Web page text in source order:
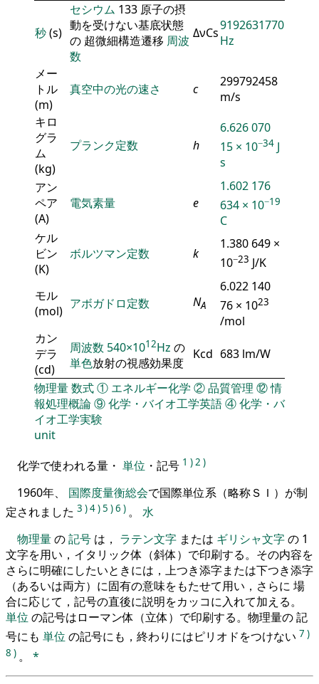
秒(s)
セシウム 133 原子の摂
動を受けない基底状態
の 超微細構造遷移 周波
数
ΔνCs9192631770
Hz
メー
トル
(m)
真空中の光の速さ c
299792458
m/s
キロ
グラ
ム
(kg)
プランク定数 h
6.626 070
15 × 10−34 J
s
アン
ペア
(A)
電気素量 e
1.602 176
634 × 10−19
C
ケル
ビン
(K)
ボルツマン定数 k
1.380 649 ×
10−23 J/K
モル
(mol) アボガドロ定数 NA
6.022 140
76 × 1023
/mol
カン
デラ
(cd)
周波数 540×1012Hz の
単色放射の視感効果度
Kcd 683 lm/W
物理量数式① エネルギー化学 ②品質管理 ⑫情
報処理概論⑨化学・バイオ工学英語④化学・バ
イオ工学実験
unit
化学で使われる量・ 単位 ・記号 1 )2 )
1960年、 国際度量衡総会で国際単位系（略称ＳＩ）が制
定されました 3 )4)5 )6 ) 。 水
物理量の記号 は， ラテン文字 または ギリシャ文字の 1
文字を用い，イタリック体（斜体）で印刷する。その内容を
さらに明確にしたいときには，上つき添字または下つき添字
（あるいは両方）に固有の意味をもたせて用い，さらに 場
合に応じて，記号の直後に説明をカッコに入れて加える。
単位の記号はローマン体（立体）で印刷する。物理量の 記
号にも 単位の記号にも，終わりにはピリオドをつけない 7 )
8 ) 。 *